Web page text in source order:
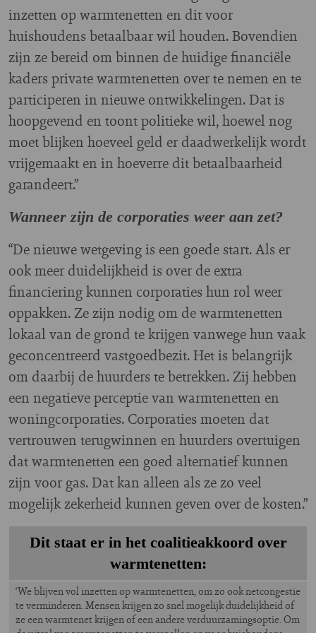
inzetten op warmtenetten en dit voor
huishoudens betaalbaar wil houden. Bovendien
zijn ze bereid om binnen de huidige financiële
kaders private warmtenetten over te nemen en te
participeren in nieuwe ontwikkelingen. Dat is
hoopgevend en toont politieke wil, hoewel nog
moet blijken hoeveel geld er daadwerkelijk wordt
vrijgemaakt en in hoeverre dit betaalbaarheid
garandeert.”
Wanneer zijn de corporaties weer aan zet?
“De nieuwe wetgeving is een goede start. Als er
ook meer duidelijkheid is over de extra
financiering kunnen corporaties hun rol weer
oppakken. Ze zijn nodig om de warmtenetten
lokaal van de grond te krijgen vanwege hun vaak
geconcentreerd vastgoedbezit. Het is belangrijk
om daarbij de huurders te betrekken. Zij hebben
een negatieve perceptie van warmtenetten en
woningcorporaties. Corporaties moeten dat
vertrouwen terugwinnen en huurders overtuigen
dat warmtenetten een goed alternatief kunnen
zijn voor gas. Dat kan alleen als ze zo veel
mogelijk zekerheid kunnen geven over de kosten.”
Dit staat er in het coalitieakkoord over
warmtenetten:
‘We blijven vol inzetten op warmtenetten, om zo ook netcongestie
te verminderen. Mensen krijgen zo snel mogelijk duidelijkheid of
ze een warmtenet krijgen of een andere verduurzamingsoptie. Om